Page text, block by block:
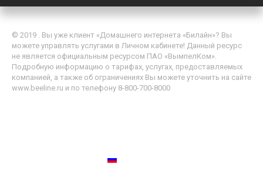
© 2019 . Вы уже клиент «Домашнего интернета «Билайн»? Вы
можете управлять услугами в Личном кабинете! Данный ресурс
не является официальным ресурсом ПАО «ВымпелКом».
Подробную информацию о тарифах, услугах, предоставляемых
компанией, а также об ограничениях Вы можете уточнить на сайте
www.beeline.ru и по телефону 8-800-700-8000